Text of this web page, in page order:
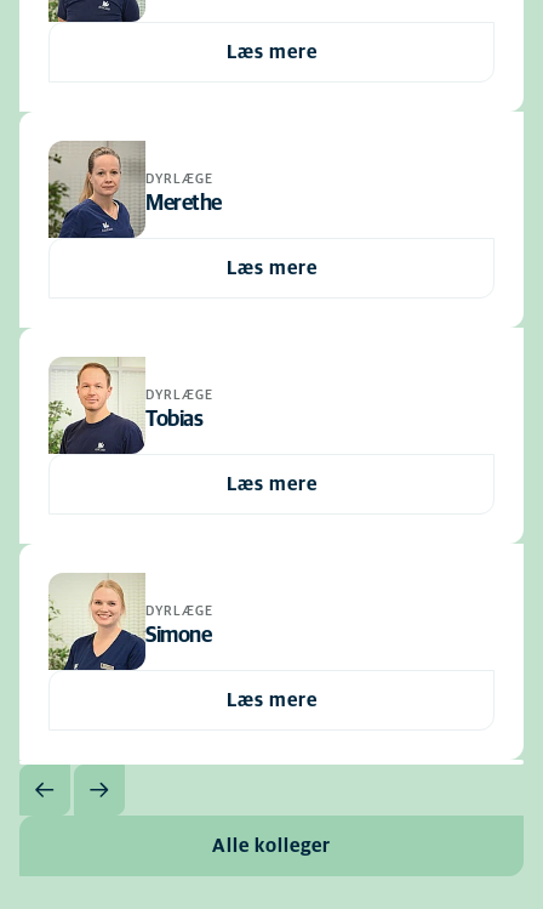
Læs mere
DYRLÆGE
Merethe
Læs mere
DYRLÆGE
Tobias
Læs mere
DYRLÆGE
Simone
Læs mere
Alle kolleger